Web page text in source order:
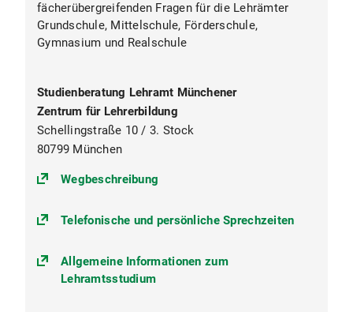
fächerübergreifenden Fragen für die Lehrämter
Grundschule, Mittelschule, Förderschule,
Gymnasium und Realschule
Studienberatung Lehramt Münchener
Zentrum für Lehrerbildung
Schellingstraße 10 / 3. Stock
80799 München
Wegbeschreibung
Telefonische und persönliche Sprechzeiten
Allgemeine Informationen zum
Lehramtsstudium